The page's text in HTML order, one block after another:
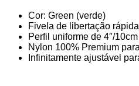
Cor: Green (verde)
Fivela de libertação
Perfil uniforme de 4″/
Nylon 100% Premium
Infinitamente ajustável